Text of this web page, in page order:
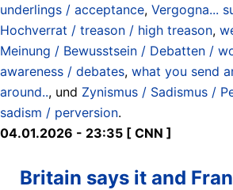
underlings / acceptance, Vergogna...
Hochverrat / treason / high treason,
Meinung / Bewusstsein / Debatten /
awareness / debates, what you send
around.., und Zynismus / Sadismus /
sadism / perversion.
04.01.2026 - 23:35 [ CNN ]
Britain says it and